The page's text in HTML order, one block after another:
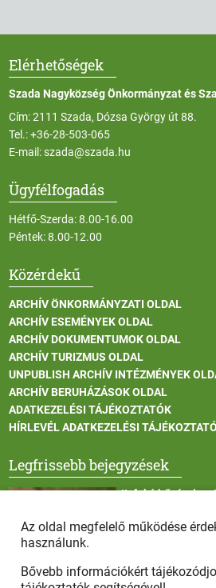
Elérhetőségek
Szada Nagyközség Önkormányzat és
Cím: 2111 Szada, Dózsa György út 88.
Tel.:+36-28-503-065
E-mail:szada@szada.hu
Ügyfélfogadás
Hétfő-Szerda: 8.00-16.00
Péntek: 8.00-12.00
Közérdekű
ARCHÍV ÖNKORMÁNYZATI OLDAL
ARCHÍV ESEMÉNYEK OLDAL
ARCHÍV DOKUMENTUMOK OLDAL
ARCHÍV TURIZMUS OLDAL
UNPUBLISH ARCHÍV INTÉZMÉNYEK
ARCHÍV BERUHÁZÁSOK OLDAL
ADATKEZELÉSI TÁJÉKOZTATÓK
HÍRLEVÉL ADATKEZELÉSI TÁJÉKOZTATÓ
Legfrissebb bejegyzések
II. fokú
Vadállatok itatása
Az oldal megfelelő működése
használunk.
Bővebb információkért